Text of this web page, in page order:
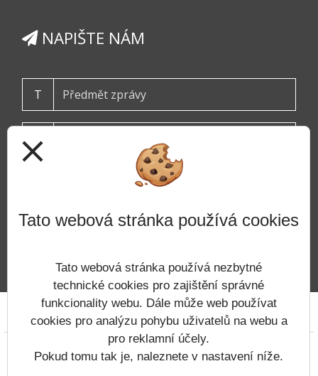
NAPIŠTE NÁM
T
Prohlášení o přístupnosti Mapa webu Cookies
Copyright © 2022 - 2023 ZŠ Tanvald &
Vitalex Group- Tvorba školních webů
close
Tato webová stránka používá cookies
Tato webová stránka používá nezbytné
technické cookies pro zajištění správné
funkcionality webu. Dále může web používat
cookies pro analýzu pohybu uživatelů na webu a
pro reklamní účely.
Pokud tomu tak je, naleznete v nastavení níže.